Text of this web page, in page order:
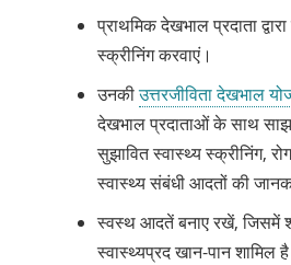
प्राथमिक देखभाल प्रदाता
स्क्रीनिंग करवाएं।
उनकीउत्तरजीविता देखभाल
देखभाल प्रदाताओं के साथ
सुझावित स्वास्थ्य स्क्रीनिंग,
स्वास्थ्य संबंधी आदतों की
स्वस्थ आदतें बनाए रखें, जिसमें
स्वास्थ्यप्रद खान-पान शामिल है